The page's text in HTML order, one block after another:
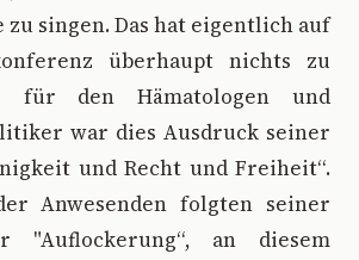
singen. Das hat eigentlich auf
überhaupt nichts zu
für den Hämatologen und
war dies Ausdruck seiner
und Recht und Freiheit“.
Anwesenden folgten seiner
"Auflockerung“, an diesem